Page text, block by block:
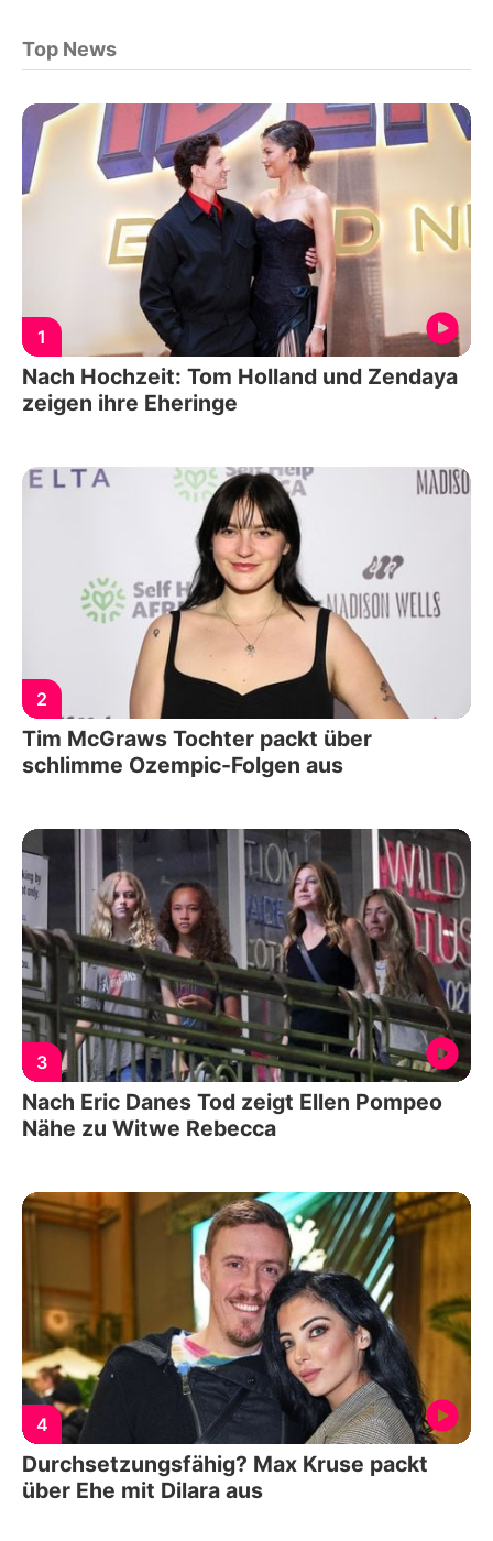
Top News
1
Nach Hochzeit: Tom Holland und Zendaya
zeigen ihre Eheringe
2
Tim McGraws Tochter packt über
schlimme Ozempic-Folgen aus
3
Nach Eric Danes Tod zeigt Ellen Pompeo
Nähe zu Witwe Rebecca
4
Durchsetzungsfähig? Max Kruse packt
über Ehe mit Dilara aus